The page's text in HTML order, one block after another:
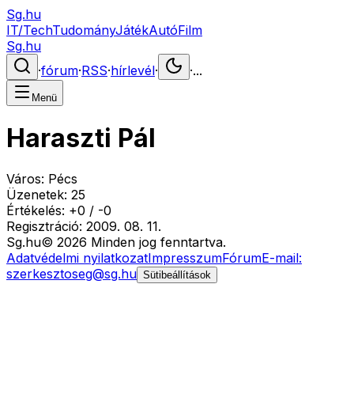
Sg.hu
IT/TechTudományJátékAutóFilm
Sg.hu
·fórum·RSS·hírlevél· ·...
Menü
Haraszti Pál
Város: Pécs
Üzenetek: 25
Értékelés: +0 / -0
Regisztráció: 2009. 08. 11.
Sg.hu© 2026 Minden jog fenntartva.
Adatvédelmi nyilatkozatImpresszumFórumE-mail:
szerkesztoseg@sg.hu Sütibeállítások